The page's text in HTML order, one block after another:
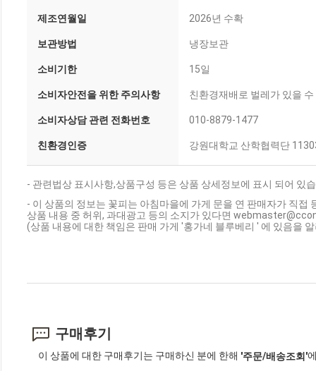
제조연월일 2026년 수확
보관방법 냉장보관
소비기한 15일
소비자안전을 위한 주의사항 친환경재배로 벌레가 있을
소비자상담 관련 전화번호 010-8879-1477
친환경인증 강원대학교 산학협력단
- 관련법상 표시사항,상품구성 등은 상품 상세정보에 표시 되어 있
- 이 상품의 정보는 꽃피는 아침마을에 가게 문을 연 판매자가 직접
상품 내용 중 허위, 과대광고 등의 소지가 있다면
(상품 내용에 대한 책임은 판매 가게 '홍가네 블루베리 ' 에 있음을
구매후기
이 상품에 대한 구매후기는 구매하신 분에 한해 '주문/배송조회'